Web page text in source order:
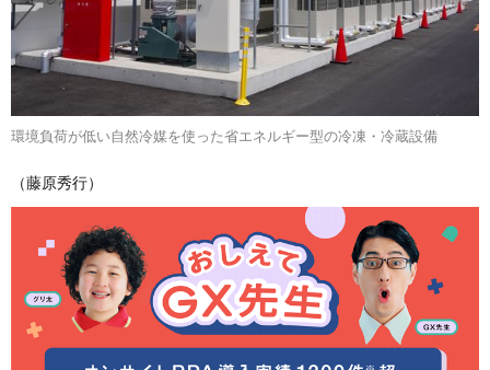
環境負荷が低い自然冷媒を使った省エネルギー型の冷凍・冷蔵設備
（藤原秀行）